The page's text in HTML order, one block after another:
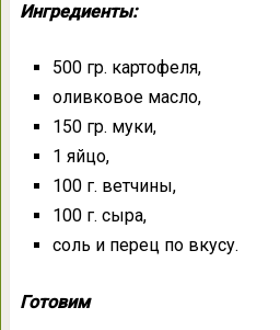
Ингредиенты:
500 гр. картофеля,
оливковое масло,
150 гр. муки,
1 яйцо,
100 г. ветчины,
100 г. сыра,
соль и перец по вкусу.
Готовим